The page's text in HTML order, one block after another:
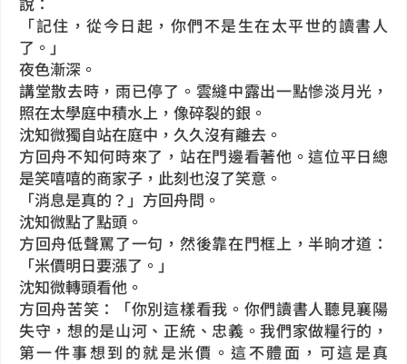
「記住，從今日起，你們不是生在太平世的讀書人
了。」
夜色漸深。
講堂散去時，雨已停了。雲縫中露出一點慘淡月光，
照在太學庭中積水上，像碎裂的銀。
沈知微獨自站在庭中，久久沒有離去。
方回舟不知何時來了，站在門邊看著他。這位平日總
是笑嘻嘻的商家子，此刻也沒了笑意。
「消息是真的？」方回舟問。
沈知微點了點頭。
方回舟低聲罵了一句，然後靠在門框上，半晌才道：
「米價明日要漲了。」
沈知微轉頭看他。
方回舟苦笑：「你別這樣看我。你們讀書人聽見襄陽
失守，想的是山河、正統、忠義。我們家做糧行的，
第一件事想到的就是米價。這不體面，可這是真